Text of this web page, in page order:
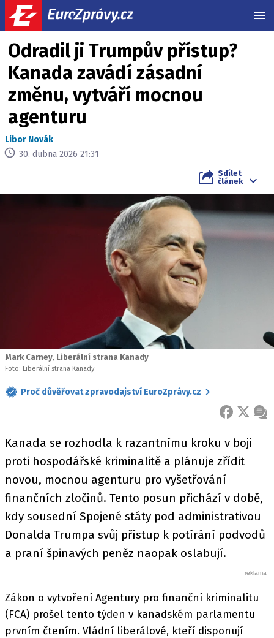
Odradil ji Trumpův přístup?
Kanada zavádí zásadní
změnu, vytváří mocnou
agenturu
Libor Novák
30. dubna 2026 21:31
Sdílet
článek
Mark Carney, Liberální strana Kanady
Foto: Liberální strana Kanady
Proč důvěřovat zpravodajství EuroZprávy.cz
FACEBOOK
X
Kanada se rozhodla k razantnímu kroku v boji
proti hospodářské kriminalitě a plánuje zřídit
novou, mocnou agenturu pro vyšetřování
finančních zločinů. Tento posun přichází v době,
kdy sousední Spojené státy pod administrativou
Donalda Trumpa svůj přístup k potírání podvodů
a praní špinavých peněz naopak oslabují.
Zákon o vytvoření Agentury pro finanční kriminalitu
(FCA) prošel tento týden v kanadském parlamentu
prvním čtením. Vládní liberálové, kteří disponují